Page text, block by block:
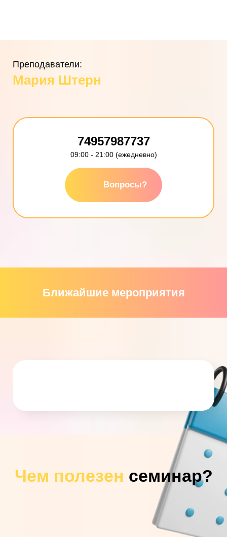
Преподаватели:
Мария Штерн
74957987737
09:00 - 21:00 (ежедневно)
Вопросы?
Ближайшие мероприятия
Чем полезен семинар?